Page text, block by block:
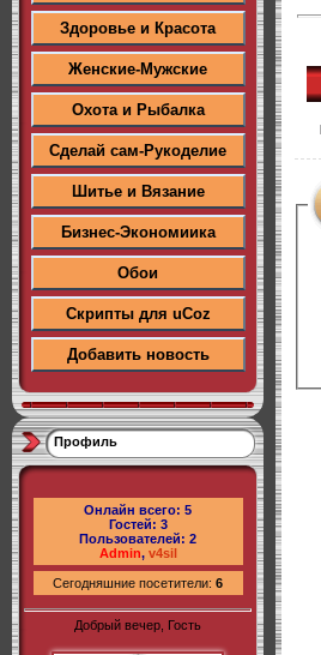
Здоровье и Красота
Женские-Мужские
Охота и Рыбалка
Сделай сам-Рукоделие
Шитье и Вязание
Бизнес-Экономиика
Обои
Скрипты для uCoz
Добавить новость
Профиль
Онлайн всего: 5
Гостей: 3
Пользователей: 2
Admin, v4sil
Сегодняшние посетители: 6
Добрый вечер, Гость